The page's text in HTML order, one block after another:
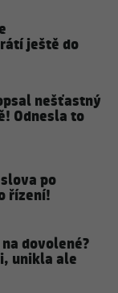
ještě do
nešťastný
Odnesla to
po
řízení!
dovolené?
unikla ale